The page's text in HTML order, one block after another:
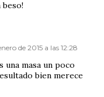
beso!
de 2015 a las 12:28
una masa un poco
bien merece